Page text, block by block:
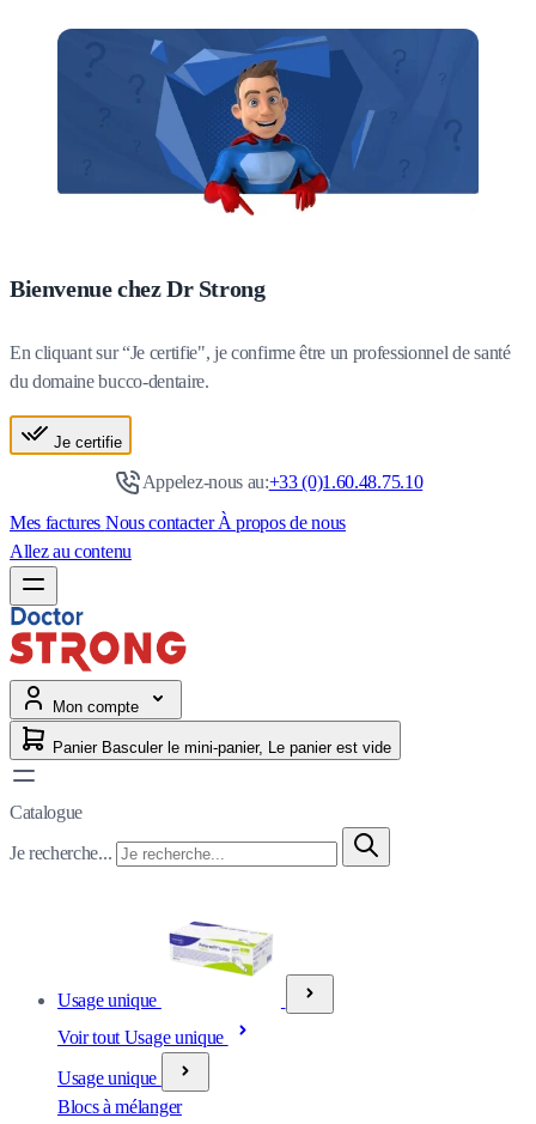
Bienvenue chez Dr Strong
En cliquant sur “Je certifie", je confirme être un professionnel de santé
du domaine bucco-dentaire.
Je certifie
Appelez-nous au:+33 (0)1.60.48.75.10
Mes factures Nous contacterÀ propos de nous
Allez au contenu
Mon compte
Panier Basculer le mini-panier, Le panier est vide
Catalogue
Je recherche...
Usage unique
Voir tout Usage unique
Usage unique
Blocs à mélanger